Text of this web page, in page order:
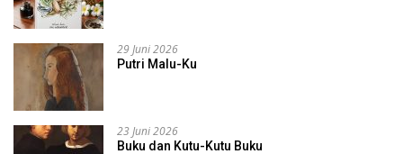
29 Juni 2026
Putri Malu-Ku
23 Juni 2026
Buku dan Kutu-Kutu Buku